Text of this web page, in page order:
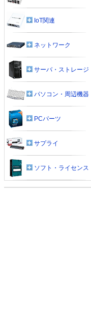
IoT関連
ネットワーク
サーバ・ストレージ
パソコン・周辺機器
PCパーツ
サプライ
ソフト・ライセンス